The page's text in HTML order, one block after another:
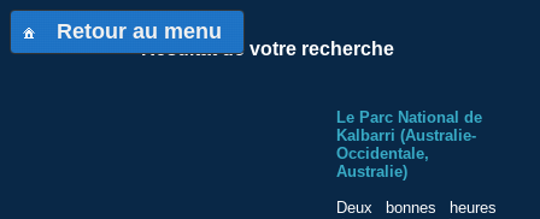
Retour au menu
Résultat de votre recherche
Le Parc National de
Kalbarri (Australie-
Occidentale,
Australie)
Deux bonnes heures